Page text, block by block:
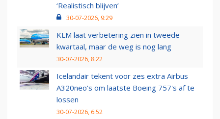
‘Realistisch blijven’
30-07-2026, 9:29
KLM laat verbetering zien in tweede
kwartaal, maar de weg is nog lang
30-07-2026, 8:22
Icelandair tekent voor zes extra Airbus
A320neo's om laatste Boeing 757's af te
lossen
30-07-2026, 6:52